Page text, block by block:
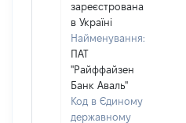
зареєстрована
в Україні
Найменування:
ПАТ
"Райффайзен
Банк Аваль"
Код в Єдиному
державному